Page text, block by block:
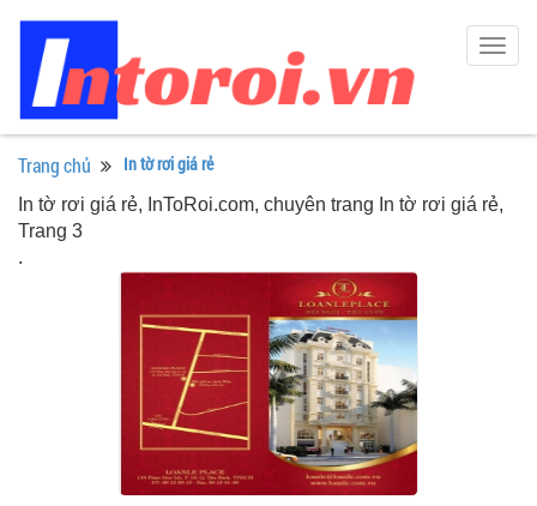
Trang chủ In tờ rơi giá rẻ
In tờ rơi giá rẻ, InToRoi.com, chuyên trang In tờ rơi giá rẻ,
Trang 3
.